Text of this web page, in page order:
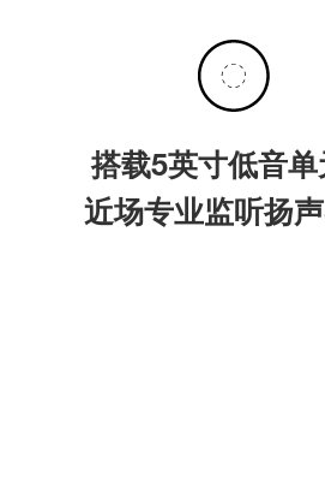
搭载5英寸低音单
近场专业监听扬声